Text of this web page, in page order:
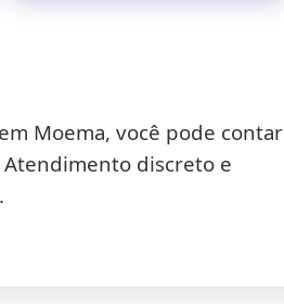
Moema, você pode contar
discreto e